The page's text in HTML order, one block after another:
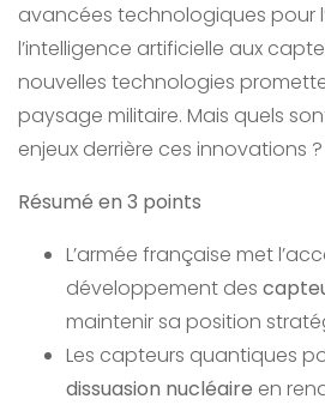
avancées technologiques pour
l’intelligence artificielle aux
nouvelles technologies
paysage militaire. Mais quels
enjeux derrière ces innovations ?
Résumé en 3 points
L’armée française met
développement des
maintenir sa position
Les capteurs quantiques
dissuasion nucléaire en